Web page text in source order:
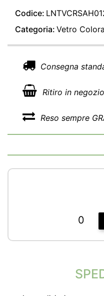
Codice:
Categoria: Vetro
Consegna
Ritiro in
Reso sempre
0